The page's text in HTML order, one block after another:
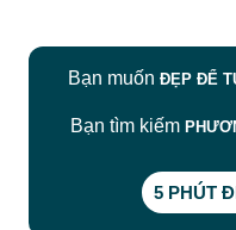
Bạn muốn ĐẸP ĐỂ
Bạn tìm kiếm
5 PHÚT